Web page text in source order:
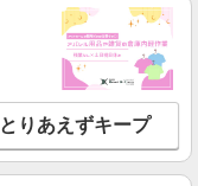
とりあえずキープ